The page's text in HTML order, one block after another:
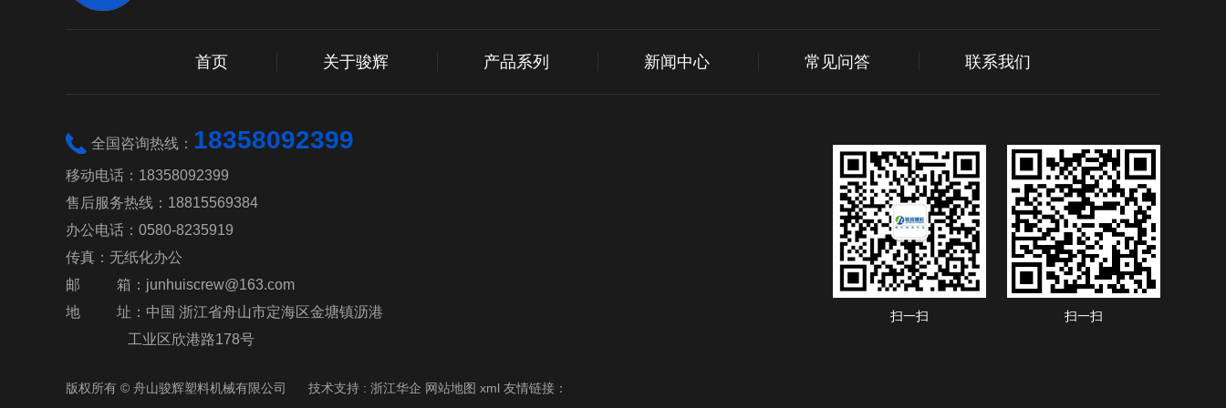
首页 关于骏辉 产品系列 新闻中心 常见问答 联系我们
扫一扫 扫一扫
全国咨询热线： 18358092399
移动电话：18358092399
售后服务热线：18815569384
办公电话：0580-8235919
传真：无纸化办公
邮 箱：junhuiscrew@163.com
地 址：中国 浙江省舟山市定海区金塘镇沥港
工业区欣港路178号
版权所有 © 舟山骏辉塑料机械有限公司 技术支持 : 浙江华企 网站地图 xml 友情链接：